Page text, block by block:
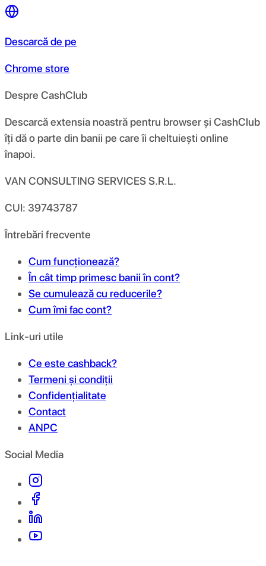
Descarcă de pe
Chrome store
Despre CashClub
Descarcă extensia noastră pentru browser și CashClub
îți dă o parte din banii pe care îi cheltuiești online
înapoi.
VAN CONSULTING SERVICES S.R.L.
CUI: 39743787
Întrebări frecvente
Cum funcționează?
În cât timp primesc banii în cont?
Se cumulează cu reducerile?
Cum îmi fac cont?
Link-uri utile
Ce este cashback?
Termeni și condiții
Confidențialitate
Contact
ANPC
Social Media